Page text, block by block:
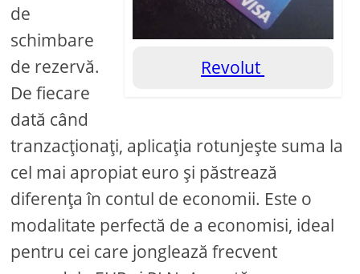
Revolut
de
schimbare
de rezervă.
De fiecare
dată când
tranzacționați, aplicația rotunjește suma la
cel mai apropiat euro și păstrează
diferența în contul de economii. Este o
modalitate perfectă de a economisi, ideal
pentru cei care jonglează frecvent